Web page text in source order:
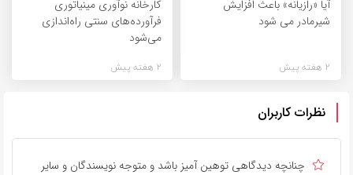
آیا «رازیانه» باعث افزایش
شیرمادر می شود
2 هفته پیش
کارخانه نوآوری مینیاتوری
فرآورده‌های سنتی راه‌اندازی
می‌شود
2 هفته پیش
نظرات کاربران
چنانچه دیدگاهی توهین آمیز باشد و متوجه نویسندگان و سایر